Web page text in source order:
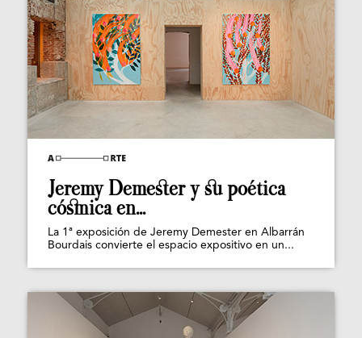
Jeremy Demester y su poética
cósmica en...
La 1ª exposición de Jeremy Demester en Albarrán
Bourdais convierte el espacio expositivo en un...